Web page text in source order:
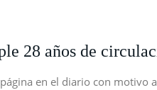
28 años de
en el diario con motivo